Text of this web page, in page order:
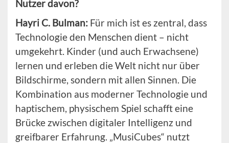
Nutzer davon?
Hayri C. Bulman: Für mich ist es zentral, dass
Technologie den Menschen dient – nicht
umgekehrt. Kinder (und auch Erwachsene)
lernen und erleben die Welt nicht nur über
Bildschirme, sondern mit allen Sinnen. Die
Kombination aus moderner Technologie und
haptischem, physischem Spiel schafft eine
Brücke zwischen digitaler Intelligenz und
greifbarer Erfahrung. „MusiCubes“ nutzt